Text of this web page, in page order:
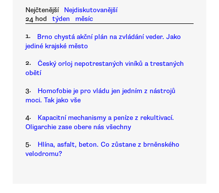
Nejčtenější
Nejdiskutovanější
24 hod
týden měsíc
1.
Brno chystá akční plán na zvládání veder. Jako
jediné krajské město
2.
Český orloj nepotrestaných viníků a trestaných
obětí
3.
Homofobie je pro vládu jen jedním z nástrojů
moci. Tak jako vše
4.
Kapacitní mechanismy a peníze z rekultivací.
Oligarchie zase obere nás všechny
5.
Hlína, asfalt, beton. Co zůstane z brněnského
velodromu?